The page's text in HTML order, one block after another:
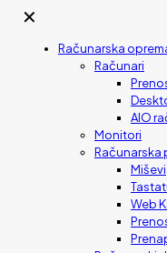
✕
Računarska
Računari
AIO
Monitori
Računarska
Miševi
Web